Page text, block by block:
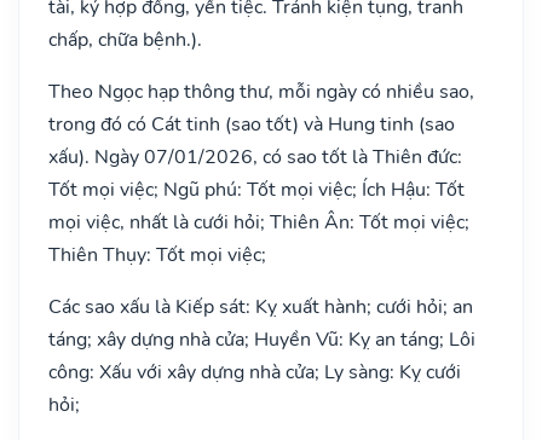
tài, ký hợp đồng, yến tiệc. Tránh kiện tụng, tranh
chấp, chữa bệnh.).
Theo Ngọc hạp thông thư, mỗi ngày có nhiều sao,
trong đó có Cát tinh (sao tốt) và Hung tinh (sao
xấu). Ngày 07/01/2026, có sao tốt là Thiên đức:
Tốt mọi việc; Ngũ phú: Tốt mọi việc; Ích Hậu: Tốt
mọi việc, nhất là cưới hỏi; Thiên Ân: Tốt mọi việc;
Thiên Thụy: Tốt mọi việc;
Các sao xấu là Kiếp sát: Kỵ xuất hành; cưới hỏi; an
táng; xây dựng nhà cửa; Huyền Vũ: Kỵ an táng; Lôi
công: Xấu với xây dựng nhà cửa; Ly sàng: Kỵ cưới
hỏi;